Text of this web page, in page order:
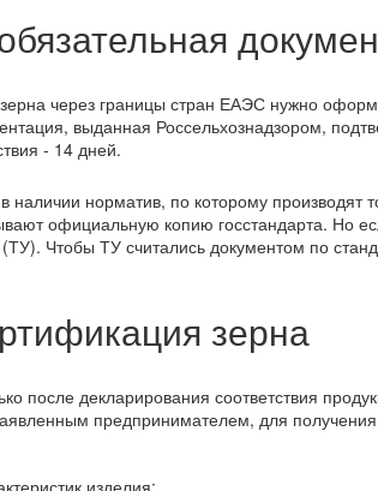
через границы стран ЕАЭС нужно
выданная Россельхознадзором,
- 14 дней.
норматив, по которому производят
официальную копию госстандарта. Но
Чтобы ТУ считались документом по
зерна
после декларирования соответствия
предпринимателем, для